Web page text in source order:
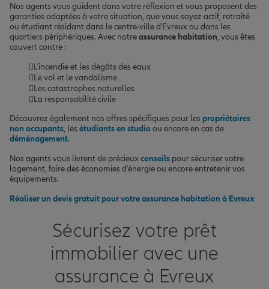
Nos agents vous guident dans votre réflexion et vous proposent des
garanties adaptées à votre situation, que vous soyez actif, retraité
ou étudiant résidant dans le centre-ville d'Evreux ou dans les
quartiers périphériques. Avec notreassurance habitation, vous êtes
couvert contre :
L'incendie et les dégâts des eaux
Le vol et le vandalisme
Les catastrophes naturelles
La responsabilité civile
Découvrez également nos offres spécifiques pour les propriétaires
non occupants, les étudiants en studioou encore en cas de
déménagement.
Nos agents vous livrent de précieuxconseils pour sécuriser votre
logement, faire des économies d'énergie ou encore entretenir vos
équipements.
Réaliser un devis gratuit pour votre assurance habitation à Evreux
Sécurisez votre prêt
immobilier avec une
assurance à Evreux